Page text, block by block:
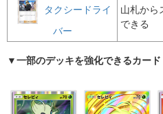
タクシードライ
バー
山札から
できる
▼一部のデッキを強化できるカード